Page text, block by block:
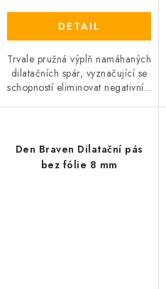
DETAIL
Trvale pružná výplň namáhaných
dilatačních spár, vyznačující se
schopností eliminovat negativní...
Den Braven Dilatační pás
bez fólie 8 mm